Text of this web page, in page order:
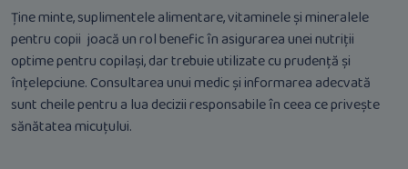
Ține minte, suplimentele alimentare, vitaminele și mineralele
pentru copii joacă un rol benefic în asigurarea unei nutriții
optime pentru copilași, dar trebuie utilizate cu prudență și
înțelepciune. Consultarea unui medic și informarea adecvată
sunt cheile pentru a lua decizii responsabile în ceea ce privește
sănătatea micuțului.